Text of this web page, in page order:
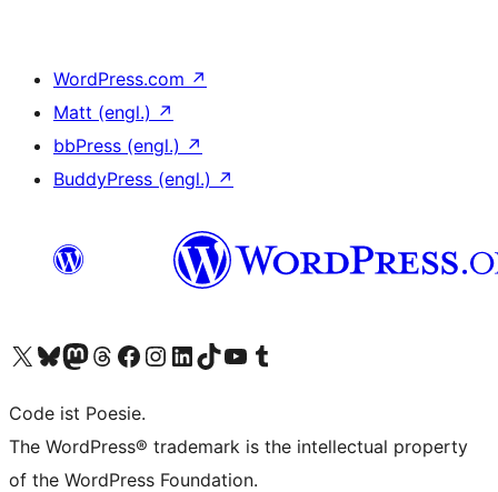
WordPress.com ↗
Matt (engl.) ↗
bbPress (engl.) ↗
BuddyPress (engl.) ↗
Das X-Konto (früher Twitter) von WordPress.org besuchen
Das Bluesky-Konto von WordPress.org besuchen
Das Mastodon-Konto von WordPress.org besuchen
Das Threads-Konto von WordPress.org besuchen
Die Facebook-Seite von WordPress.org besuchen
Das Instagram-Konto von WordPress.org besuchen
Das LinkedIn-Konto von WordPress.org besuchen
Das TikTok-Konto von WordPress.org besuchen
Den YouTube-Kanal von WordPress.org besuchen
Das Tumblr-Konto von WordPress.org besuchen
Code ist Poesie.
The WordPress® trademark is the intellectual property
of the WordPress Foundation.